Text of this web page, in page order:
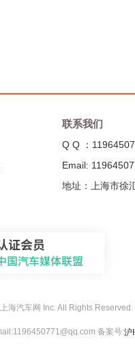
联系我们
Q Q ：
Email:
地址：上海市徐
海汽车网 Inc. All Rights Reserved.
备案号:沪